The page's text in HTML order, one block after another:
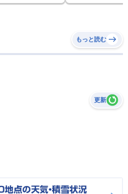
もっと読む
更新